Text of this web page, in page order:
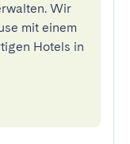
Wir
mit einem
Hotels in